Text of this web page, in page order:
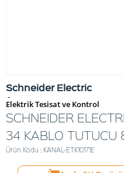
Schneider Electric
-
Elektrik Tesisat ve Kontrol
SCHNEIDER
34 KABLO
Ürün Kodu : KANAL-ETK10171E